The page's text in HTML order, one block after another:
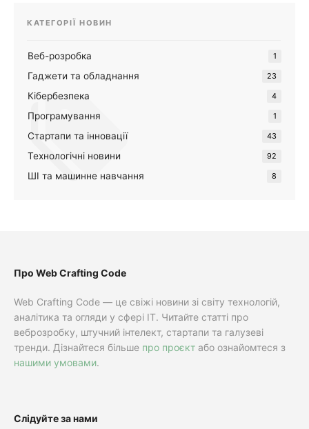
КАТЕГОРІЇ НОВИН
Веб-розробка 1
Гаджети та обладнання 23
Кібербезпека 4
Програмування 1
Стартапи та інновації 43
Технологічні новини 92
ШІ та машинне навчання 8
Про Web Crafting Code
Web Crafting Code — це свіжі новини зі світу технологій,
аналітика та огляди у сфері IT. Читайте статті про
веброзробку, штучний інтелект, стартапи та галузеві
тренди. Дізнайтеся більше про проєкт або ознайомтеся з
нашими умовами.
Слідуйте за нами